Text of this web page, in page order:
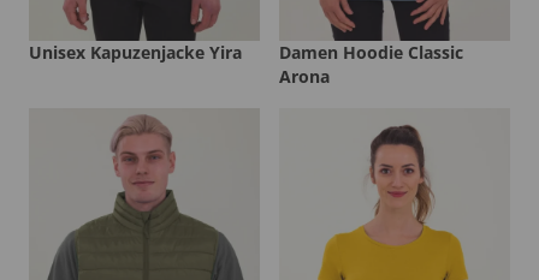
Unisex Kapuzenjacke Yira
Damen Hoodie Classic
Arona